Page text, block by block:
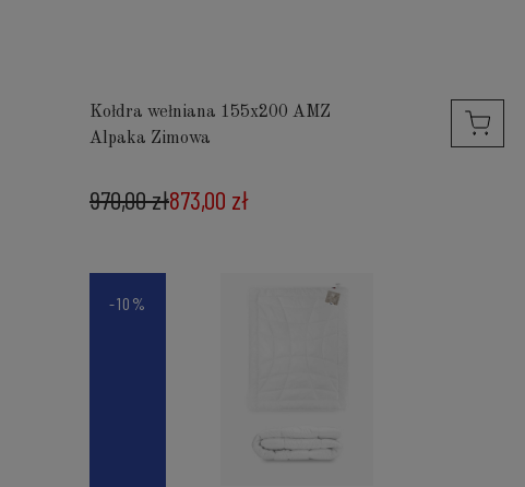
Kołdra wełniana 155x200 AMZ
Alpaka Zimowa
873,00 zł
970,00 zł
-10%